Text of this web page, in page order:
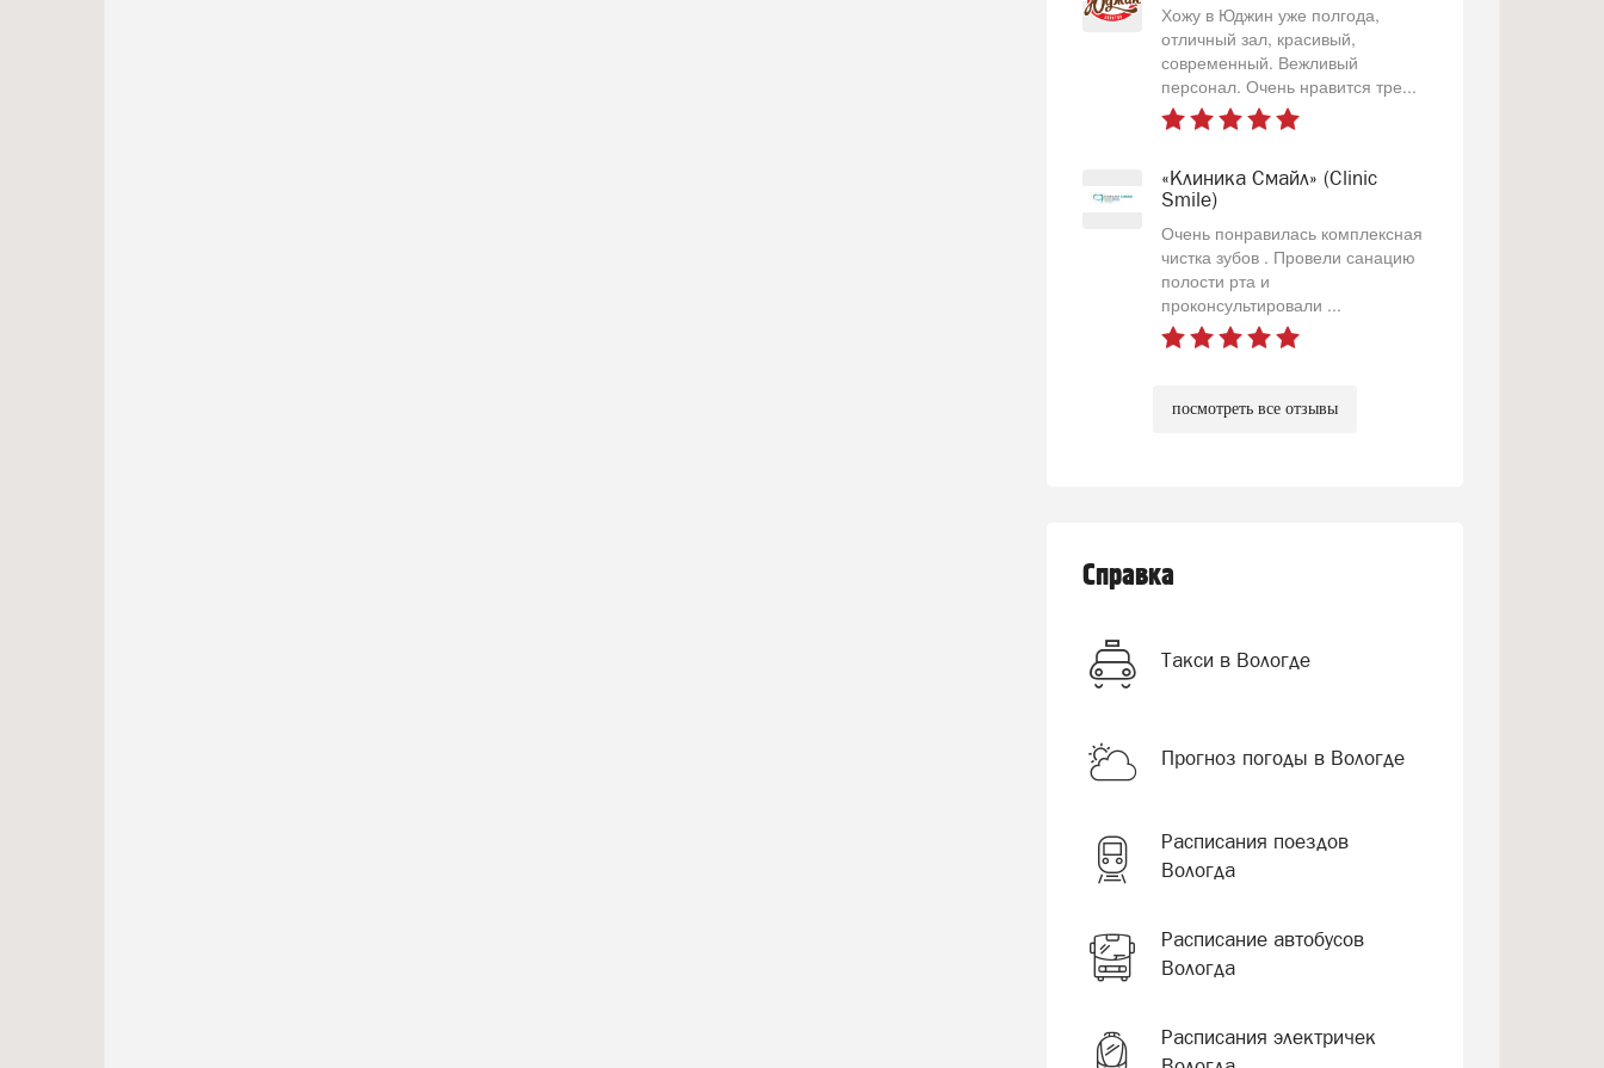
Хожу в Юджин уже полгода,
отличный зал, красивый,
современный. Вежливый
персонал. Очень нравится тре...
«Клиника Смайл» (Clinic
Smile)
Очень понравилась комплексная
чистка зубов . Провели санацию
полости рта и
проконсультировали ...
посмотреть все отзывы
Справка
Такси в Вологде
Прогноз погоды в Вологде
Расписания поездов
Вологда
Расписание автобусов
Вологда
Расписания электричек